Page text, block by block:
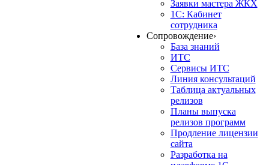
Заявки мастера ЖКХ
1С: Кабинет
сотрудника
Сопровождение›
База знаний
ИТС
Сервисы ИТС
Линия консультаций
Таблица актуальных
релизов
Планы выпуска
релизов программ
Продление лицензии
сайта
Разработка на